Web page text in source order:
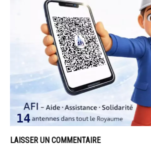
LAISSER UN COMMENTAIRE